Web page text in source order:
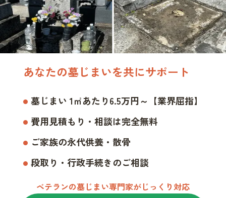
あなたの墓じまいを共にサポート
墓じまい 1㎡あたり6.5万円～【業界屈指】
費用見積もり・相談は完全無料
ご家族の永代供養・散骨
段取り・行政手続きのご相談
ベテランの墓じまい専門家がじっくり対応